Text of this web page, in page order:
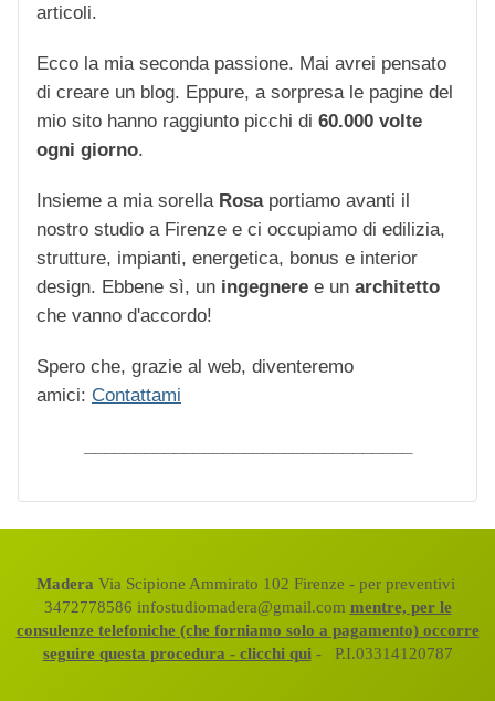
articoli.
Ecco la mia seconda passione. Mai avrei pensato
di creare un blog. Eppure, a sorpresa le pagine del
mio sito hanno raggiunto picchi di 60.000 volte
ogni giorno.
Insieme a mia sorella Rosaportiamo avanti il
nostro studio a Firenze e ci occupiamo di edilizia,
strutture, impianti, energetica, bonus e interior
design. Ebbene sì, un ingegnere e un architetto
che vanno d'accordo!
Spero che, grazie al web, diventeremo
amici: Contattami
Madera Via Scipione Ammirato 102 Firenze - per preventivi
3472778586 infostudiomadera@gmail.com mentre, per le
consulenze telefoniche (che forniamo solo a pagamento) occorre
seguire questa procedura - clicchi qui - P.I.03314120787